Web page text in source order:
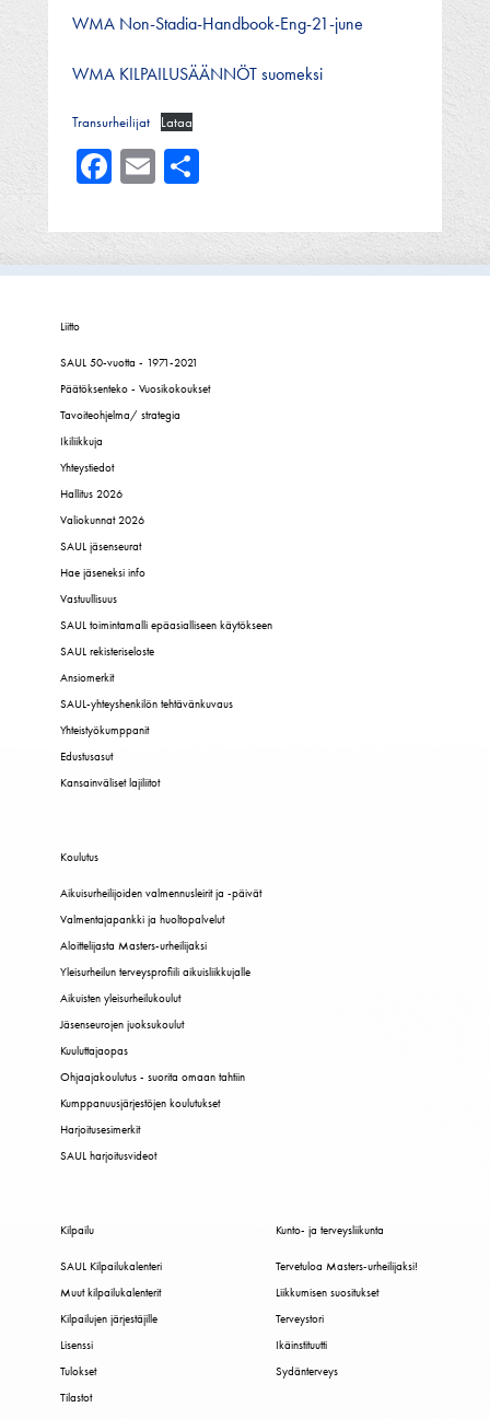
WMA Non-Stadia-Handbook-Eng-21-june
WMA KILPAILUSÄÄNNÖT suomeksi
Transurheilijat Lataa
Facebook
Email
Liitto
SAUL 50-vuotta - 1971-2021
Päätöksenteko - Vuosikokoukset
Tavoiteohjelma/ strategia
Ikiliikkuja
Yhteystiedot
Hallitus 2026
Valiokunnat 2026
SAUL jäsenseurat
Hae jäseneksi info
Vastuullisuus
SAUL toimintamalli epäasialliseen käytökseen
SAUL rekisteriseloste
Ansiomerkit
SAUL-yhteyshenkilön tehtävänkuvaus
Yhteistyökumppanit
Edustusasut
Kansainväliset lajiliitot
Koulutus
Aikuisurheilijoiden valmennusleirit ja -päivät
Valmentajapankki ja huoltopalvelut
Aloittelijasta Masters-urheilijaksi
Yleisurheilun terveysprofiili aikuisliikkujalle
Aikuisten yleisurheilukoulut
Jäsenseurojen juoksukoulut
Kuuluttajaopas
Ohjaajakoulutus - suorita omaan tahtiin
Kumppanuusjärjestöjen koulutukset
Harjoitusesimerkit
SAUL harjoitusvideot
Kilpailu
SAUL Kilpailukalenteri
Muut kilpailukalenterit
Kilpailujen järjestäjille
Lisenssi
Tulokset
Tilastot
Kunto- ja terveysliikunta
Tervetuloa Masters-urheilijaksi!
Liikkumisen suositukset
Terveystori
Ikäinstituutti
Sydänterveys